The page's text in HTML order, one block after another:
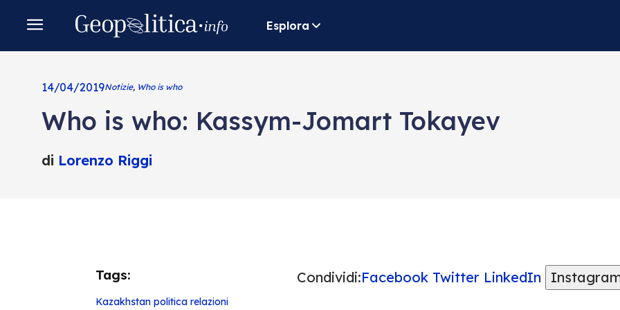
Esplora
14/04/2019Notizie, Who is who
Who is who: Kassym-Jomart Tokayev
di Lorenzo Riggi
Tags:
Kazakhstan politica relazioni
Condividi:Facebook Twitter LinkedIn